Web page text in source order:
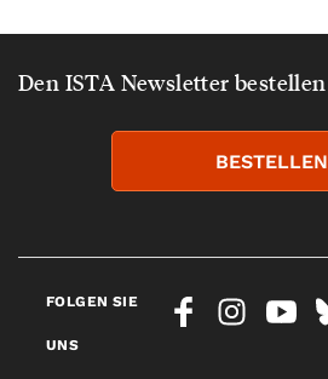
Den ISTA Newsletter bestellen
BESTELLEN
FOLGEN SIE
UNS